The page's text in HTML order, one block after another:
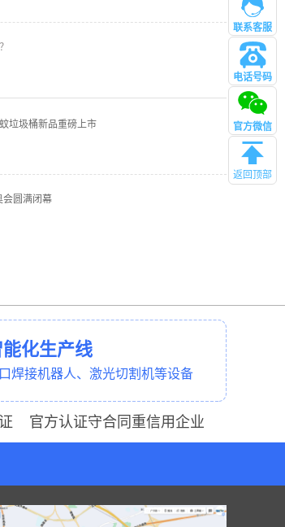
垃圾桶新品重磅上市
会圆满闭幕
化生产线
焊接机器人、激光切割机等设备
官方认证守合同重信用企业
联系客服
电话号码
管理
官方微信
返回顶部